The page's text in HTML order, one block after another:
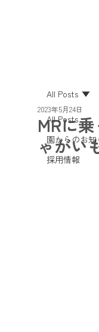
All Posts
園からのお
採用情報
All Posts
MRに
ゃがい
2023年5月24日